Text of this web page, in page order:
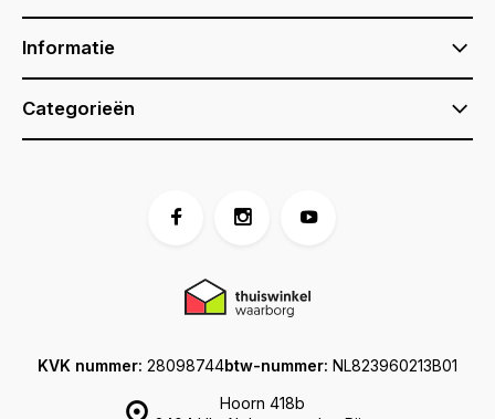
Informatie
Categorieën
Hoorn 418b
KVK nummer: 28098744btw-nummer: NL823960213B01